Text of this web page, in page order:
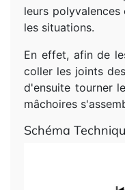
leurs
les situations.
En effet, afin de
coller les joints
d'ensuite tourner
mâchoires
Schéma